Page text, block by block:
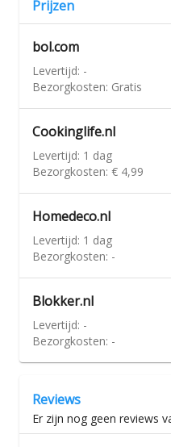
Prijzen
bol.com
Levertijd: -
Bezorgkosten: Gratis
Cookinglife.nl
Levertijd: 1 dag
Bezorgkosten: € 4,99
Homedeco.nl
Levertijd: 1 dag
Bezorgkosten: -
Blokker.nl
Levertijd: -
Bezorgkosten: -
Reviews
Er zijn nog geen reviews